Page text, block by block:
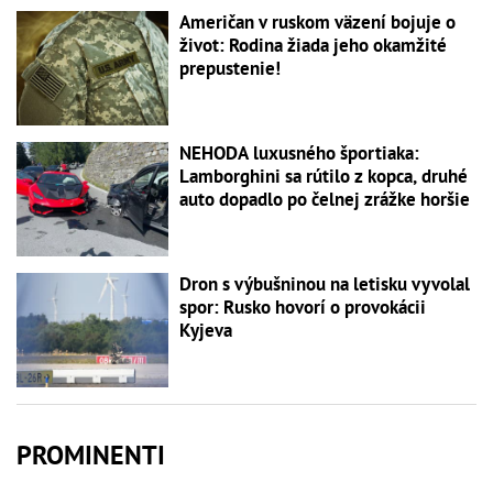
Američan v ruskom väzení bojuje o
život: Rodina žiada jeho okamžité
prepustenie!
NEHODA luxusného športiaka:
Lamborghini sa rútilo z kopca, druhé
auto dopadlo po čelnej zrážke horšie
Dron s výbušninou na letisku vyvolal
spor: Rusko hovorí o provokácii
Kyjeva
PROMINENTI